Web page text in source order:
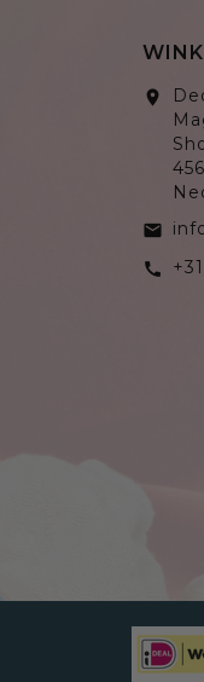
location_on
email
call